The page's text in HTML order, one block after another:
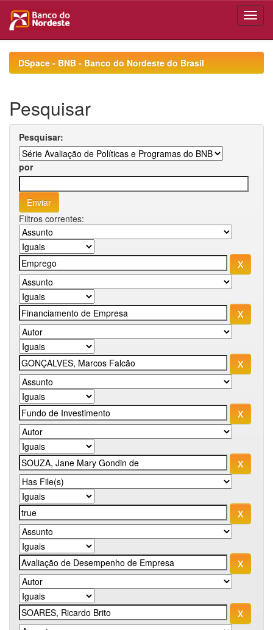
navigationDSpace - BNB - Banco do Nordeste do Brasil
Pesquisar
Pesquisar:
por
Filtros correntes: